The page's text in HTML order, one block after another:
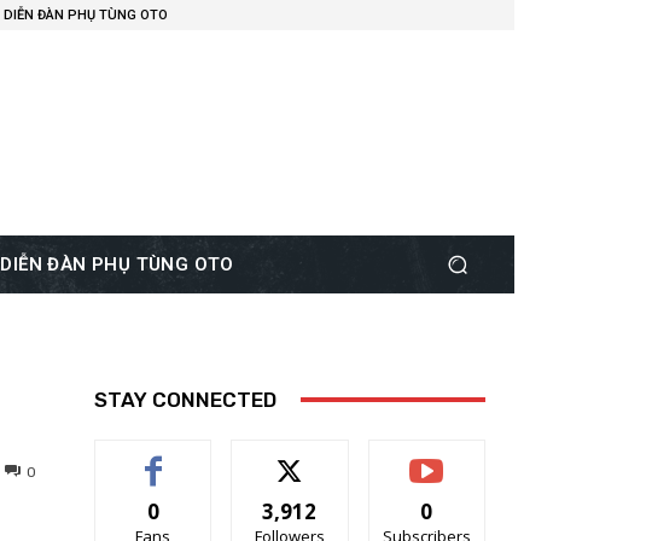
DIỄN ĐÀN PHỤ TÙNG OTO
DIỄN ĐÀN PHỤ TÙNG OTO
0
STAY CONNECTED
0
Fans
3,912
Followers
0
Subscribers